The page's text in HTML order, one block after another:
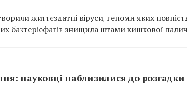
життєздатні віруси, геноми яких
бактеріофагів знищила штами кишкової
науковці наблизилися до розгадки